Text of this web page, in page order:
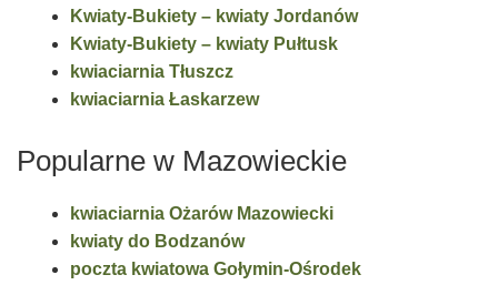
Kwiaty-Bukiety – kwiaty Jordanów
Kwiaty-Bukiety – kwiaty Pułtusk
kwiaciarnia Tłuszcz
kwiaciarnia Łaskarzew
Popularne w Mazowieckie
kwiaciarnia Ożarów Mazowiecki
kwiaty do Bodzanów
poczta kwiatowa Gołymin-Ośrodek